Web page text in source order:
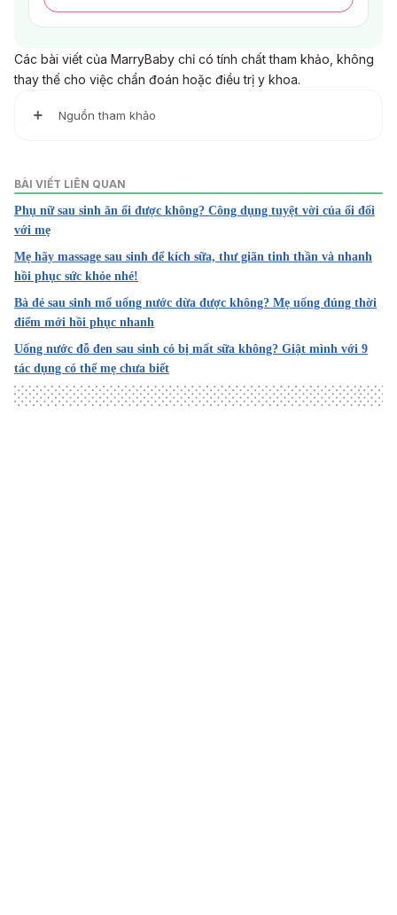
Các bài viết của MarryBaby chỉ có tính chất tham khảo, không
thay thế cho việc chẩn đoán hoặc điều trị y khoa.
Nguồn tham khảo
https://parenting.firstcry.com/articles/fruits-to-eat-and-
avoid-during-breastfeeding/
Ngày truy cập 29/12/2021
2. Healthy breastfeeding diet
https://www.nhs.uk/start4life/baby/breastfeeding/healthy-
diet/food-and-drinks-to-avoid/
Ngày truy cập 29/12/2021
3. Breast-feeding nutrition: Tips for moms
https://www.mayoclinic.org/healthy-lifestyle/infant-and-
toddler-health/in-depth/breastfeeding-nutrition/art-
20046912
BÀI VIẾT LIÊN QUAN
Phụ nữ sau sinh ăn ổi được không? Công dụng tuyệt vời của ổi đối
với mẹ
Mẹ hãy massage sau sinh để kích sữa, thư giãn tinh thần và nhanh
hồi phục sức khỏe nhé!
Bà đẻ sau sinh mổ uống nước dừa được không? Mẹ uống đúng thời
điểm mới hồi phục nhanh
Uống nước đỗ đen sau sinh có bị mất sữa không? Giật mình với 9
tác dụng có thể mẹ chưa biết